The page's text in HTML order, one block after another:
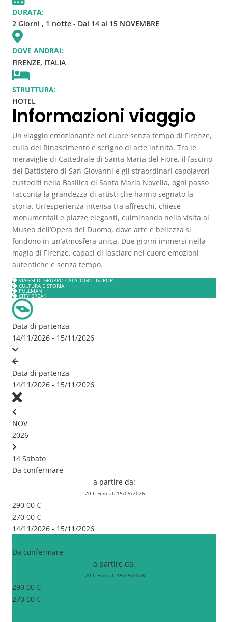
DURATA:
2 Giorni , 1 notte - Dal 14 al 15 NOVEMBRE
DOVE ANDRAI:
FIRENZE, ITALIA
STRUTTURA:
HOTEL
Informazioni viaggio
Un viaggio emozionante nel cuore senza tempo di Firenze,
culla del Rinascimento e scrigno di arte infinita. Tra le
meraviglie di Cattedrale di Santa Maria del Fiore, il fascino
del Battistero di San Giovanni e gli straordinari capolavori
custoditi nella Basilica di Santa Maria Novella, ogni passo
racconta la grandezza di artisti che hanno segnato la
storia. Un’esperienza intensa tra affreschi, chiese
monumentali e piazze eleganti, culminando nella visita al
Museo dell’Opera del Duomo, dove arte e bellezza si
fondono in un’atmosfera unica. Due giorni immersi nella
magia di Firenze, capaci di lasciare nel cuore emozioni
autentiche e senza tempo.
VIAGGI DI GRUPPO CATALOGO LISTROP
CULTURA E STORIA
PULLMAN
CITY BREAK
Data di partenza
14/11/2026 - 15/11/2026
Data di partenza
14/11/2026 - 15/11/2026
NOV
2026
14 Sabato
Da confermare
a partire da:
-20 € Fino al: 15/09/2026
290,00 €
270,00 €
14/11/2026 - 15/11/2026
Da confermare
a partire da:
-20 € Fino al: 15/09/2026
290,00 €
270,00 €